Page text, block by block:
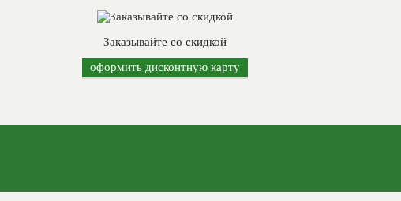
Заказывайте со скидкой
оформить дисконтную карту